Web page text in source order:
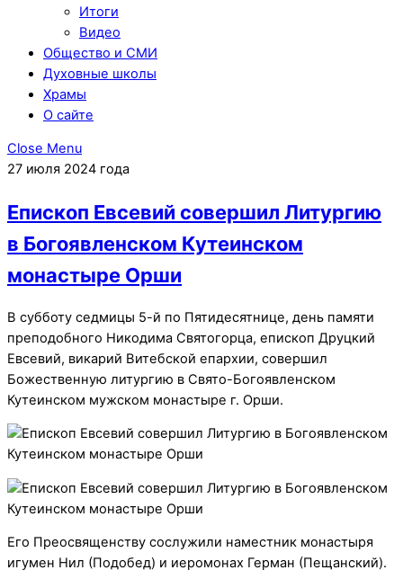
Итоги
Видео
Общество и СМИ
Духовные школы
Храмы
О сайте
Close Menu
27 июля 2024 года
Епископ Евсевий совершил Литургию
в Богоявленском Кутеинском
монастыре Орши
В субботу седмицы 5-й по Пятидесятнице, день памяти
преподобного Никодима Святогорца, епископ Друцкий
Евсевий, викарий Витебской епархии, совершил
Божественную литургию в Свято-Богоявленском
Кутеинском мужском монастыре г. Орши.
Его Преосвященству сослужили наместник монастыря
игумен Нил (Подобед) и иеромонах Герман (Пещанский).